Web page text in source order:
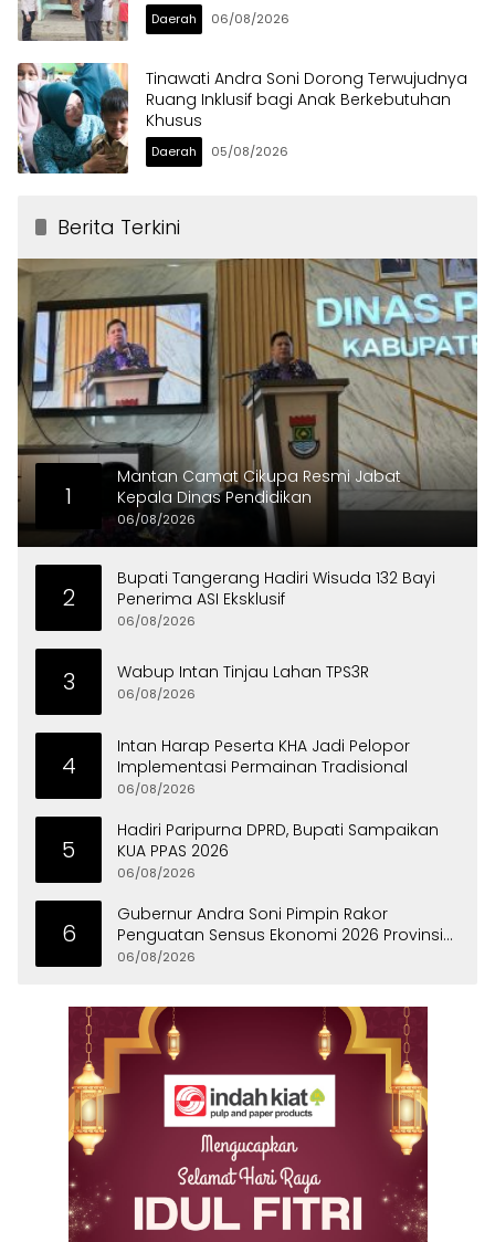
Daerah 06/08/2026
Tinawati Andra Soni Dorong Terwujudnya
Ruang Inklusif bagi Anak Berkebutuhan
Khusus
Daerah 05/08/2026
Berita Terkini
1
Mantan Camat Cikupa Resmi Jabat
Kepala Dinas Pendidikan
06/08/2026
2
Bupati Tangerang Hadiri Wisuda 132 Bayi
Penerima ASI Eksklusif
06/08/2026
3 Wabup Intan Tinjau Lahan TPS3R
06/08/2026
4
Intan Harap Peserta KHA Jadi Pelopor
Implementasi Permainan Tradisional
06/08/2026
5
Hadiri Paripurna DPRD, Bupati Sampaikan
KUA PPAS 2026
06/08/2026
6
Gubernur Andra Soni Pimpin Rakor
Penguatan Sensus Ekonomi 2026 Provinsi
Banten
06/08/2026